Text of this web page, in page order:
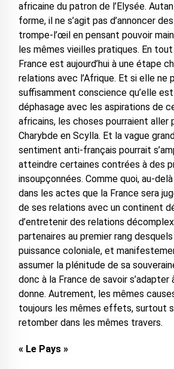
africaine du patron de l’Elysée.
forme, il ne s’agit pas d’annoncer
trompe-l’œil en pensant pouvoir
les mêmes vieilles pratiques. En
France est aujourd’hui à une étape
relations avec l’Afrique. Et si elle ne
suffisamment conscience qu’elle est
déphasage avec les aspirations de
africains, les choses pourraient aller
Charybde en Scylla. Et la vague
sentiment anti-français pourrait
atteindre certaines contrées à des
insoupçonnées. Comme quoi, au-
dans les actes que la France sera
de ses relations avec un continent
d’entretenir des relations
partenaires au premier rang desquels
puissance coloniale, et
assumer la plénitude de sa
donc à la France de savoir s’adapter
donne. Autrement, les mêmes
toujours les mêmes effets, surtout
retomber dans les mêmes travers.
« Le Pays »